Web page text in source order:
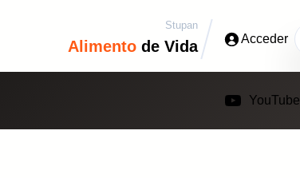
Stupan
Alimento de Vida Acceder
YouTube